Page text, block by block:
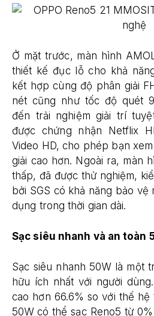
Ở mặt trước, màn hình
thiết kế đục lỗ cho khả
kết hợp cùng độ phân giải
nét cũng như tốc độ quét
đến trải nghiệm giải trí
được chứng nhận Netflix
Video HD, cho phép bạn
giải cao hơn. Ngoài ra, màn
thấp, đã được thử nghiệm,
bởi SGS có khả năng bảo vệ
dụng trong thời gian dài.
Sạc siêu nhanh và an toàn
Sạc siêu nhanh 50W là một
hữu ích nhất với người
cao hơn 66.6% so với thế hệ
50W có thể sạc Reno5 từ